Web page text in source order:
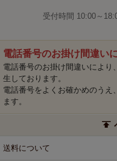
受付時間 10:00～
電話番号のお掛け間違い
電話番号のお掛け間違いにより
生しております。
電話番号をよくお確かめのう
ます。
送料について